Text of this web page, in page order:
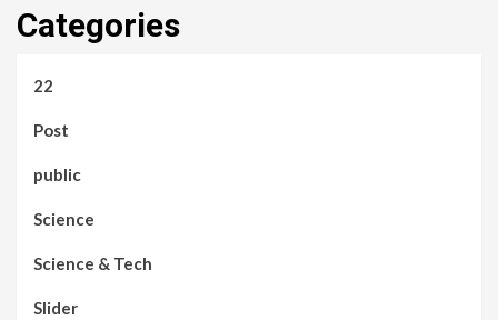
Categories
22
Post
public
Science
Science & Tech
Slider